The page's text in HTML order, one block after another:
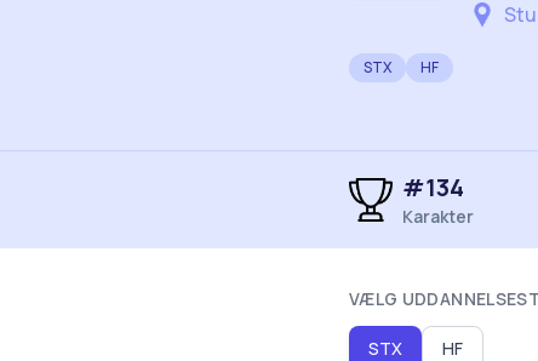
STX HF
#134
Karakter
VÆLG
STX HF